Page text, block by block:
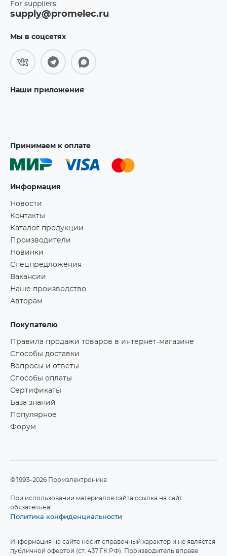
For suppliers:
supply@promelec.ru
Мы в соцсетях
Наши приложения
Принимаем к оплате
Информация
Новости
Контакты
Каталог продукции
Производители
Новинки
Спецпредложения
Вакансии
Наше производство
Авторам
Покупателю
Правила продажи товаров в интернет-магазине
Способы доставки
Вопросы и ответы
Способы оплаты
Сертификаты
База знаний
Популярное
Форум
©1993–2026 Промэлектроника
При использовании материалов сайта ссылка на сайт
обязательна!
Политика конфиденциальности
Информация на сайте носит справочный характер и не является
публичной офертой (ст. 437 ГК РФ). Производитель вправе